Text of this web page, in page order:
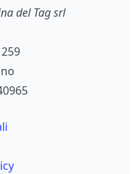
del Tag srl